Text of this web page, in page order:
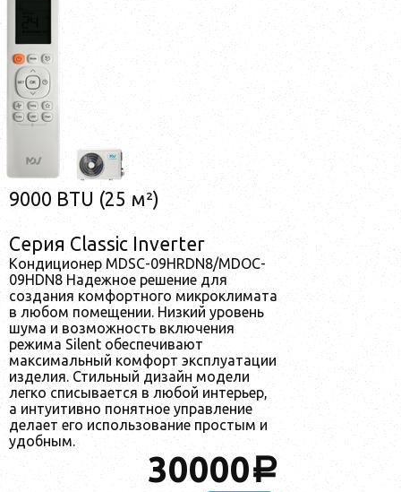
9000 BTU (25 м²)
Серия Classic Inverter
Кондиционер MDSC-09HRDN8/MDOC-
09HDN8 Надежное решение для
создания комфортного микроклимата
в любом помещении. Низкий уровень
шума и возможность включения
режима Silent обеспечивают
максимальный комфорт эксплуатации
изделия. Стильный дизайн модели
легко списывается в любой интерьер,
а интуитивно понятное управление
делает его использование простым и
удобным.
30000a